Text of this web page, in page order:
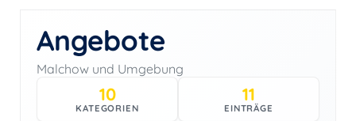
Angebote
Malchow und Umgebung
10
KATEGORIEN
11
EINTRÄGE